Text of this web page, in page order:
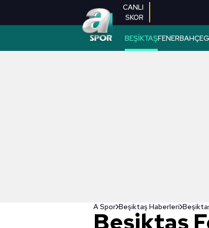
CANLI
SKOR
BEŞİKTAŞFENERBAHÇE
A Spor Beşiktaş Haberleri
Beşiktaş